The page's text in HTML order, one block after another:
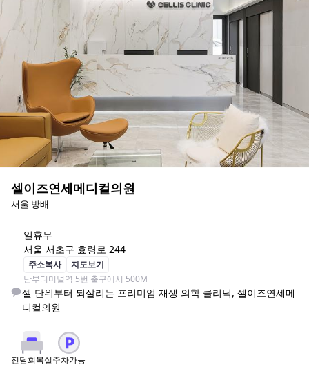
셀이즈연세메디컬의원
서울 방배
일휴무
서울 서초구 효령로 244
주소복사
지도보기
남부터미널역 5번 출구에서 500M
셀 단위부터 되살리는 프리미엄 재생 의학 클리닉, 셀이즈연세메
디컬의원
전담회복실주차가능